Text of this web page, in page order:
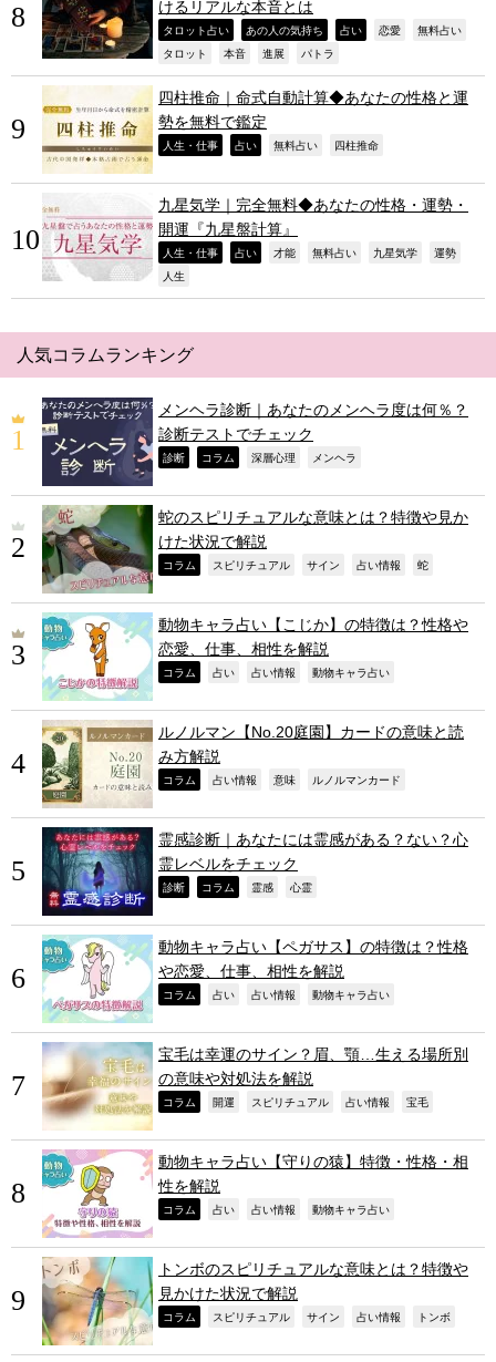
けるリアルな本音とは
タロット占い あの人の気持ち 占い 恋愛 無料占い
タロット 本音 進展 パトラ
四柱推命｜命式自動計算◆あなたの性格と運
勢を無料で鑑定
人生・仕事 占い 無料占い 四柱推命
九星気学｜完全無料◆あなたの性格・運勢・
開運『九星盤計算』
人生・仕事 占い 才能 無料占い 九星気学 運勢
人生
人気コラムランキング
メンヘラ診断｜あなたのメンヘラ度は何％？
診断テストでチェック
診断 コラム 深層心理 メンヘラ
蛇のスピリチュアルな意味とは？特徴や見か
けた状況で解説
コラム スピリチュアル サイン 占い情報 蛇
動物キャラ占い【こじか】の特徴は？性格や
恋愛、仕事、相性を解説
コラム 占い 占い情報 動物キャラ占い
ルノルマン【No.20庭園】カードの意味と読
み方解説
コラム 占い情報 意味 ルノルマンカード
霊感診断｜あなたには霊感がある？ない？心
霊レベルをチェック
診断 コラム 霊感 心霊
動物キャラ占い【ペガサス】の特徴は？性格
や恋愛、仕事、相性を解説
コラム 占い 占い情報 動物キャラ占い
宝毛は幸運のサイン？眉、顎…生える場所別
の意味や対処法を解説
コラム 開運 スピリチュアル 占い情報 宝毛
動物キャラ占い【守りの猿】特徴・性格・相
性を解説
コラム 占い 占い情報 動物キャラ占い
トンボのスピリチュアルな意味とは？特徴や
見かけた状況で解説
コラム スピリチュアル サイン 占い情報 トンボ